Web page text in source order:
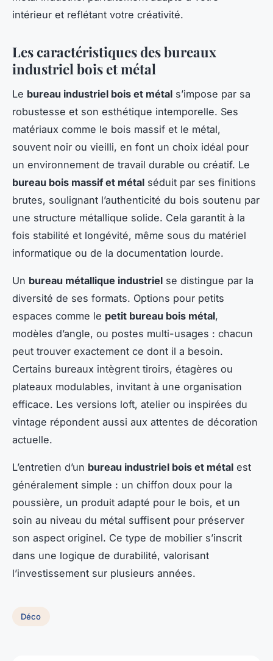
intérieur et reflétant votre créativité.
Les caractéristiques des bureaux
industriel bois et métal
Le bureau industriel bois et métal s’impose par sa
robustesse et son esthétique intemporelle. Ses
matériaux comme le bois massif et le métal,
souvent noir ou vieilli, en font un choix idéal pour
un environnement de travail durable ou créatif. Le
bureau bois massif et métal séduit par ses finitions
brutes, soulignant l’authenticité du bois soutenu par
une structure métallique solide. Cela garantit à la
fois stabilité et longévité, même sous du matériel
informatique ou de la documentation lourde.
Un bureau métallique industriel se distingue par la
diversité de ses formats. Options pour petits
espaces comme le petit bureau bois métal,
modèles d’angle, ou postes multi-usages : chacun
peut trouver exactement ce dont il a besoin.
Certains bureaux intègrent tiroirs, étagères ou
plateaux modulables, invitant à une organisation
efficace. Les versions loft, atelier ou inspirées du
vintage répondent aussi aux attentes de décoration
actuelle.
L’entretien d’un bureau industriel bois et métal est
généralement simple : un chiffon doux pour la
poussière, un produit adapté pour le bois, et un
soin au niveau du métal suffisent pour préserver
son aspect originel. Ce type de mobilier s’inscrit
dans une logique de durabilité, valorisant
l’investissement sur plusieurs années.
Déco